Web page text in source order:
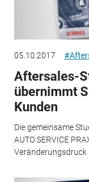
05.10.2017
Aftersales-
übernimmt
Kunden
Die gemeinsame
AUTO SERVICE
Veränderungsdruck